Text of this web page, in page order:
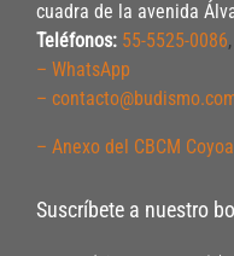
cuadra de la avenida
Teléfonos: 55-5525-0086,
– WhatsApp
–
– Anexo del CBCM
Suscríbete a nuestro